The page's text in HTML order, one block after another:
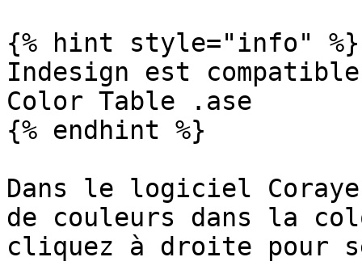
{% hint style="info" %}
Indesign est
Color Table .ase
{% endhint %}
Dans le logiciel
de couleurs dans la
cliquez à droite pour